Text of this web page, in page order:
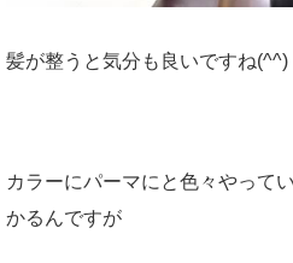
髪が整うと気分も良いですね(^^)
カラーにパーマにと色々やって
かるんですが